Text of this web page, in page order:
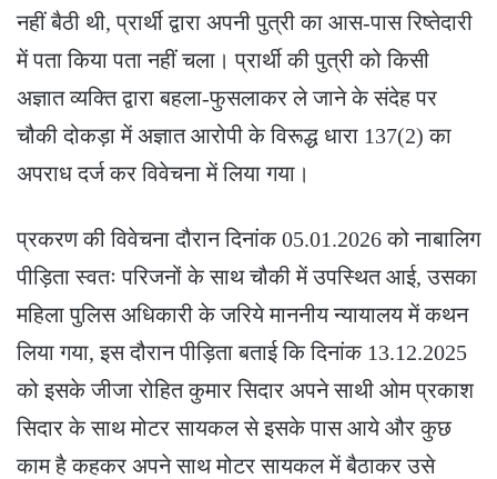
नहीं बैठी थी, प्रार्थी द्वारा अपनी पुत्री का आस-पास रिष्तेदारी
में पता किया पता नहीं चला। प्रार्थी की पुत्री को किसी
अज्ञात व्यक्ति द्वारा बहला-फुसलाकर ले जाने के संदेह पर
चौकी दोकड़ा में अज्ञात आरोपी के विरूद्ध धारा 137(2) का
अपराध दर्ज कर विवेचना में लिया गया।
प्रकरण की विवेचना दौरान दिनांक 05.01.2026 को नाबालिग
पीड़िता स्वतः परिजनों के साथ चौकी में उपस्थित आई, उसका
महिला पुलिस अधिकारी के जरिये माननीय न्यायालय में कथन
लिया गया, इस दौरान पीड़िता बताई कि दिनांक 13.12.2025
को इसके जीजा रोहित कुमार सिदार अपने साथी ओम प्रकाश
सिदार के साथ मोटर सायकल से इसके पास आये और कुछ
काम है कहकर अपने साथ मोटर सायकल में बैठाकर उसे